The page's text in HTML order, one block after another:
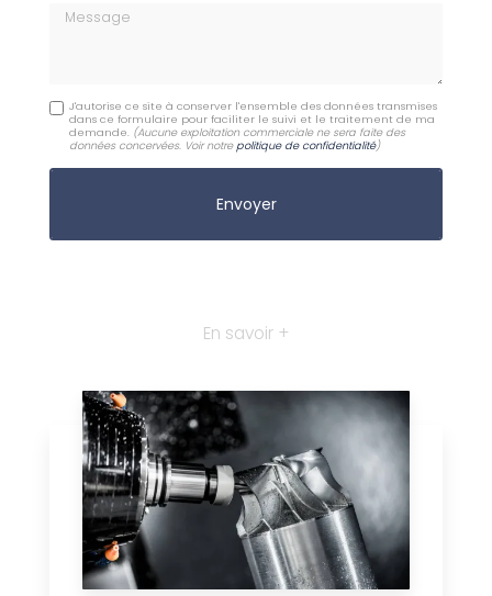
Message
J'autorise ce site à conserver l'ensemble des données transmises
dans ce formulaire pour faciliter le suivi et le traitement de ma
demande. (Aucune exploitation commerciale ne sera faite des
données concervées. Voir notrepolitique de confidentialité)
En savoir +